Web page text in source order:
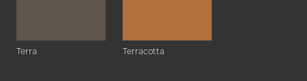
Terra Terracotta